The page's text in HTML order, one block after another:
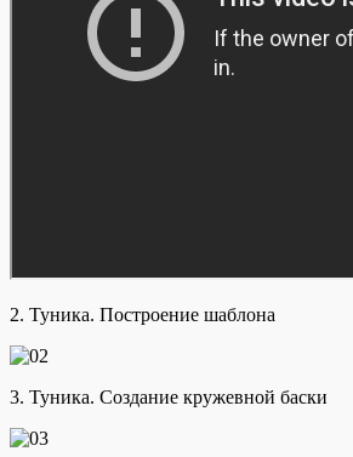
2. Туника. Построение шаблона
3. Туника. Создание кружевной баски